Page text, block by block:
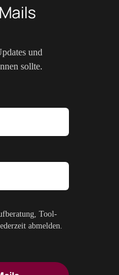
und
sollte.
Tool-
abmelden.